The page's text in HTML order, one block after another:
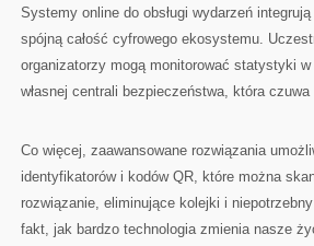
Systemy online do obsługi wydarzeń
spójną całość cyfrowego ekosystemu.
organizatorzy mogą monitorować statystyki
własnej centrali bezpieczeństwa, która
Co więcej, zaawansowane rozwiązania
identyfikatorów i kodów QR, które można
rozwiązanie, eliminujące kolejki i
fakt, jak bardzo technologia zmienia nasze